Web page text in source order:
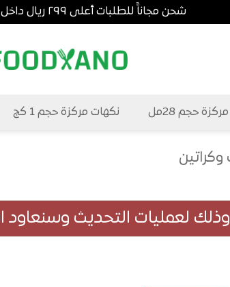
شحن مجاناًَ للطلبات أعلى ٢٩٩ ريال داخل المملكة
حجم 28مل نكهات مركزة حجم 1 كج
وذلك لعمليات التحديث وسنعاود